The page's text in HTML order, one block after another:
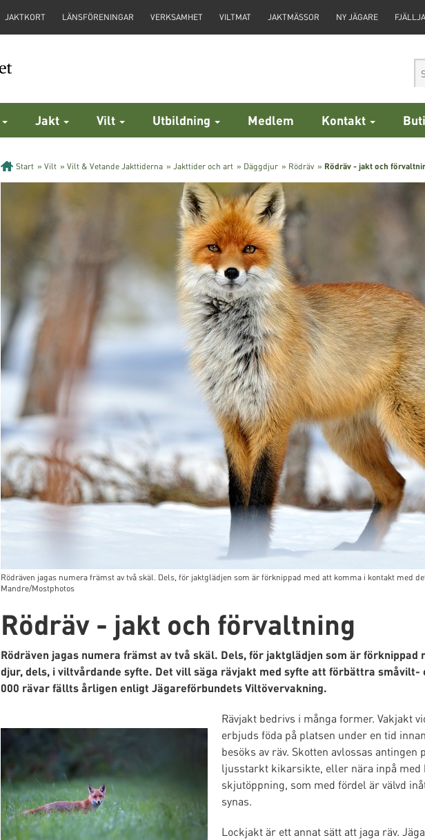
JAKTKORT LÄNSFÖRENINGAR VERKSAMHET VILTMAT JAKTMÄSSOR NY JÄGARE
Jakt Vilt Utbildning Medlem Kontakt
Start » Vilt » Vilt & Vetande Jakttiderna » Jakttider och art » Däggdjur » Rödräv » Rödräv - jakt och
Rödräven jagas numera främst av två skäl. Dels, för jaktglädjen som är förknippad med att komma i kontakt med
Mandre/Mostphotos
Rödräv - jakt och förvaltning
Rödräven jagas numera främst av två skäl. Dels, för jaktglädjen som är
djur, dels, i viltvårdande syfte. Det vill säga rävjakt med syfte att förbättra
000 rävar fällts årligen enligt Jägareförbundets Viltövervakning.
Rävjakt bedrivs i många former. Vakjakt
erbjuds föda på platsen under en tid
besöks av räv. Skotten avlossas
ljusstarkt kikarsikte, eller nära inpå med
skjutöppning, som med fördel är välvd
synas.
Lockjakt är ett annat sätt att jaga räv.